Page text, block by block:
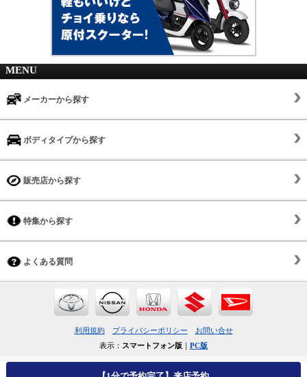
MENU
メーカーから探す
ボディタイプから探す
販売店から探す
特集から探す
よくある質問
利用規約 プライバシーポリシー
お問い合せ
表示： スマートフォン版 ｜ PC版